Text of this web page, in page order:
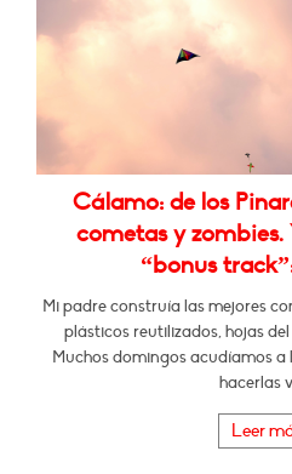
Cálamo: de los
cometas y zombies.
“bonus
Mi padre construía las mejores
plásticos reutilizados, hojas
Muchos domingos acudíamos a
hacerlas
Leer